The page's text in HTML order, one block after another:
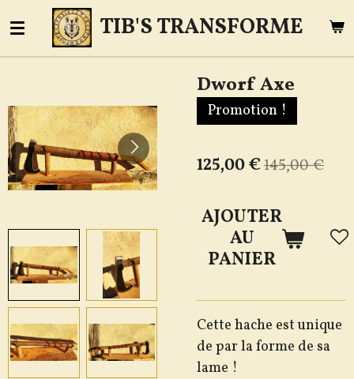
Passer
au
contenu
TIB'S TRANSFORME
Dworf Axe
Promotion !
125,00 €145,00 €
AJOUTER
AU
PANIER
Cette hache est unique
de par la forme de sa
lame !